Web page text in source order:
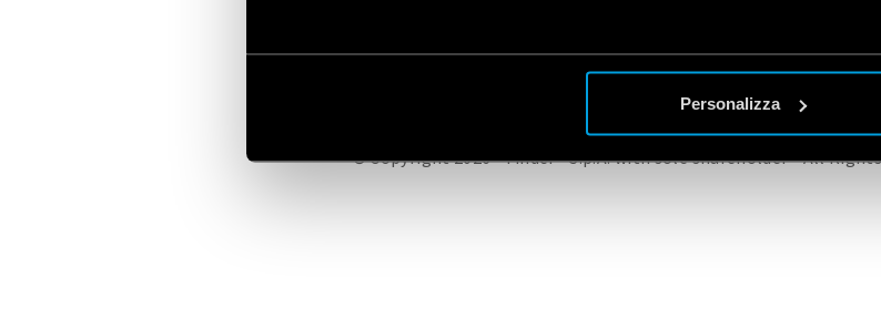
Personalizza
© Copyright 2026 - Finder® S.p.A. with sole shareholder - All Rights